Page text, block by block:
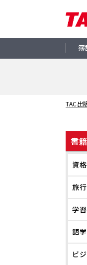
TAC出
書
資
旅
学
語学
ビ